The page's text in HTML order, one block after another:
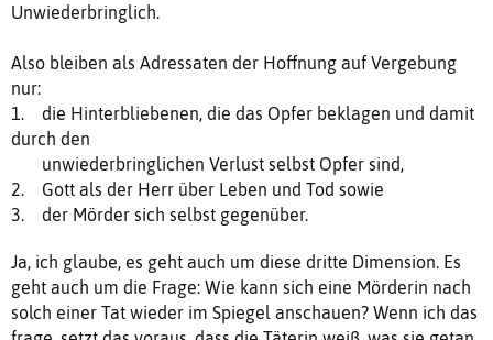
Unwiederbringlich.
Also bleiben als Adressaten der Hoffnung auf Vergebung
nur:
1. die Hinterbliebenen, die das Opfer beklagen und damit
durch den
unwiederbringlichen Verlust selbst Opfer sind,
2. Gott als der Herr über Leben und Tod sowie
3. der Mörder sich selbst gegenüber.
Ja, ich glaube, es geht auch um diese dritte Dimension. Es
geht auch um die Frage: Wie kann sich eine Mörderin nach
solch einer Tat wieder im Spiegel anschauen? Wenn ich das